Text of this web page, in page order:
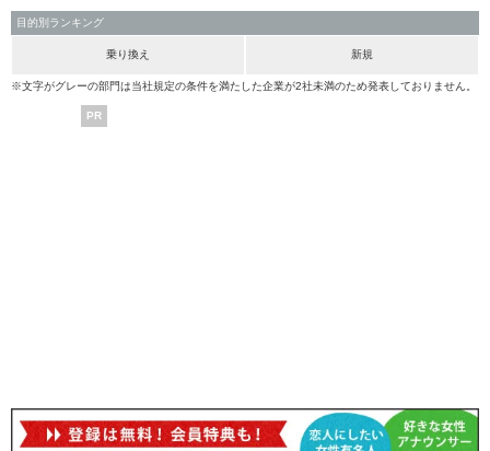
目的別ランキング
乗り換え 新規
※文字がグレーの部門は当社規定の条件を満たした企業が2社未満のため発表しておりません。
PR